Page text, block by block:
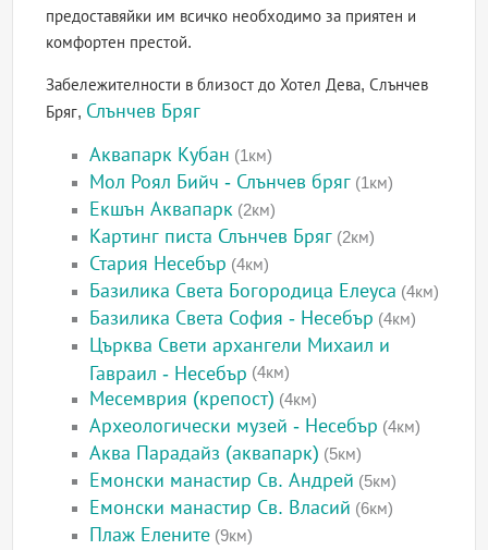
предоставяйки им всичко необходимо за приятен и
комфортен престой.
Забележителности в близост до Хотел Дева, Слънчев
Бряг, Слънчев Бряг
Аквапарк Кубан (1км)
Мол Роял Бийч - Слънчев бряг (1км)
Екшън Аквапарк (2км)
Картинг писта Слънчев Бряг (2км)
Стария Несебър (4км)
Базилика Света Богородица Елеуса (4км)
Базилика Света София - Несебър (4км)
Църква Свети архангели Михаил и
Гавраил - Несебър (4км)
Месемврия (крепост) (4км)
Археологически музей - Несебър (4км)
Аква Парадайз (аквапарк) (5км)
Емонски манастир Св. Андрей (5км)
Емонски манастир Св. Власий (6км)
Плаж Елените (9км)